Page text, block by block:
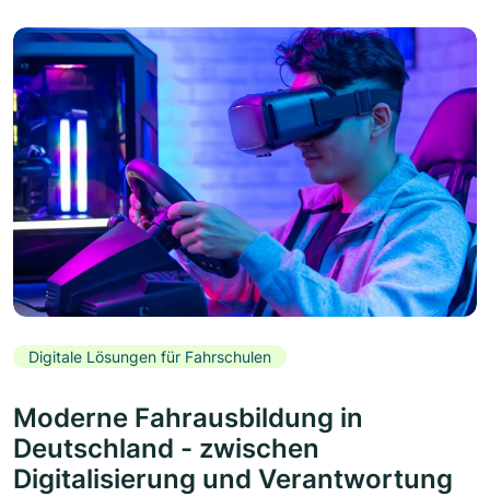
Digitale Lösungen für Fahrschulen
Moderne Fahrausbildung in
Deutschland - zwischen
Digitalisierung und Verantwortung